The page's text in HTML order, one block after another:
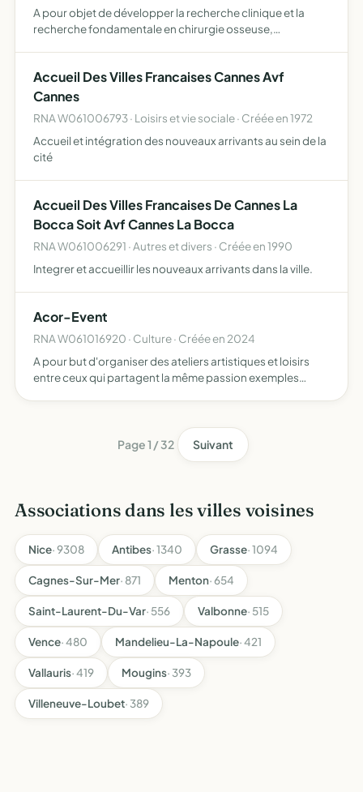
A pour objet de développer la recherche clinique et la
recherche fondamentale en chirurgie osseuse,
recherche et le dévelo…
Accueil Des Villes Francaises Cannes Avf
Cannes
RNA W061006793 · Loisirs et vie sociale · Créée en 1972
Accueil et intégration des nouveaux arrivants au sein de la
cité
Accueil Des Villes Francaises De Cannes La
Bocca Soit Avf Cannes La Bocca
RNA W061006291 · Autres et divers · Créée en 1990
Integrer et accueillir les nouveaux arrivants dans la ville.
Acor-Event
RNA W061016920 · Culture · Créée en 2024
A pour but d'organiser des ateliers artistiques et loisirs
entre ceux qui partagent la même passion exemples
Page 1 / 32 Suivant
Associations dans les villes voisines
Nice· 9308 Antibes· 1340 Grasse· 1094
Cagnes-Sur-Mer· 871 Menton· 654
Saint-Laurent-Du-Var· 556 Valbonne· 515
Vence· 480 Mandelieu-La-Napoule· 421
Vallauris· 419 Mougins· 393
Villeneuve-Loubet· 389